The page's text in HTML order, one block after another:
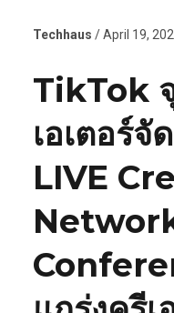
Techhaus / April 19,
TikTok
เอเตอร์
LIVE